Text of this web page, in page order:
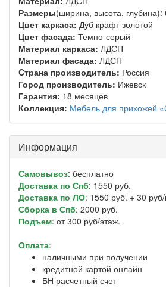
Размеры(ширина, высота,
Цвет каркаса: Дуб крафт золотой
Цвет фасада: Темно-серый
Материал каркаса: ЛДСП
Материал фасада: ЛДСП
Cтрана производитель: Россия
Город производитель: Ижевск
Гарантия: 18 месяцев
Коллекция: Мебель для прихожей
Информация
Самовывоз: бесплатно
Доставка по Спб: 1550 руб.
Доставка по ЛО: 1550 руб. + 30
Сборка в Спб: 2000 руб.
Подъем: от 300 руб/этаж.
Оплата:
наличными при получении
кредитной картой онлайн
БН расчетный счет